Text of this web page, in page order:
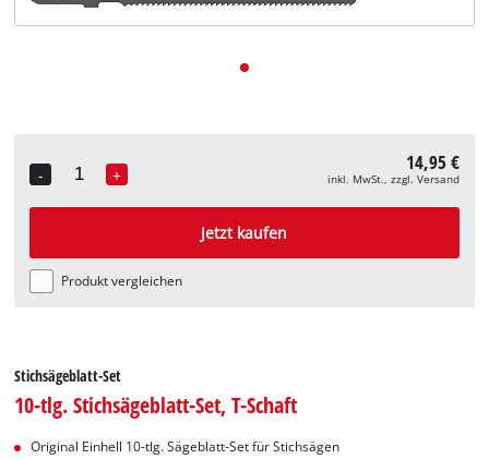
-
Quantity
+ 14,95 €
inkl. MwSt., zzgl. Versand
Jetzt kaufen
Produkt vergleichen
Stichsägeblatt-Set
10-tlg. Stichsägeblatt-Set, T-Schaft
Original Einhell 10-tlg. Sägeblatt-Set für Stichsägen